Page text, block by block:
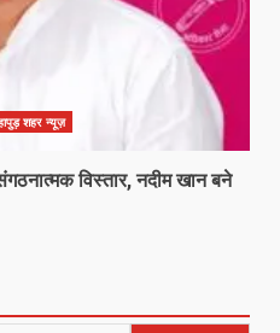
शहर न्यूज़
विस्तार, नदीम खान बने